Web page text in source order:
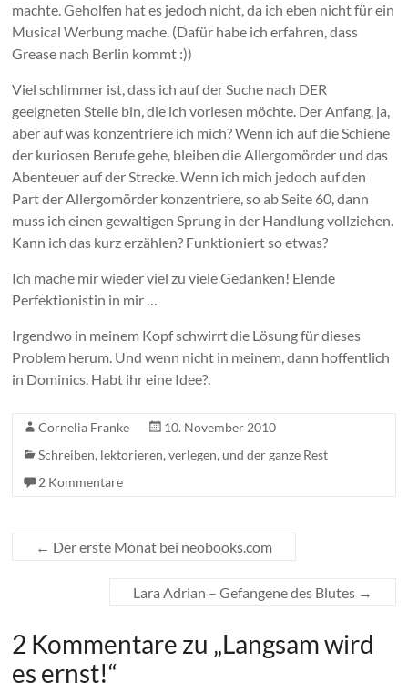
machte. Geholfen hat es jedoch nicht, da ich eben nicht für ein
Musical Werbung mache. (Dafür habe ich erfahren, dass
Grease nach Berlin kommt :))
Viel schlimmer ist, dass ich auf der Suche nach DER
geeigneten Stelle bin, die ich vorlesen möchte. Der Anfang, ja,
aber auf was konzentriere ich mich? Wenn ich auf die Schiene
der kuriosen Berufe gehe, bleiben die Allergomörder und das
Abenteuer auf der Strecke. Wenn ich mich jedoch auf den
Part der Allergomörder konzentriere, so ab Seite 60, dann
muss ich einen gewaltigen Sprung in der Handlung vollziehen.
Kann ich das kurz erzählen? Funktioniert so etwas?
Ich mache mir wieder viel zu viele Gedanken! Elende
Perfektionistin in mir …
Irgendwo in meinem Kopf schwirrt die Lösung für dieses
Problem herum. Und wenn nicht in meinem, dann hoffentlich
in Dominics. Habt ihr eine Idee?.
Cornelia Franke
10. November 2010
Schreiben, lektorieren, verlegen, und der ganze Rest
2 Kommentare
← Der erste Monat bei neobooks.com
Lara Adrian – Gefangene des Blutes →
2 Kommentare zu „Langsam wird
es ernst!“